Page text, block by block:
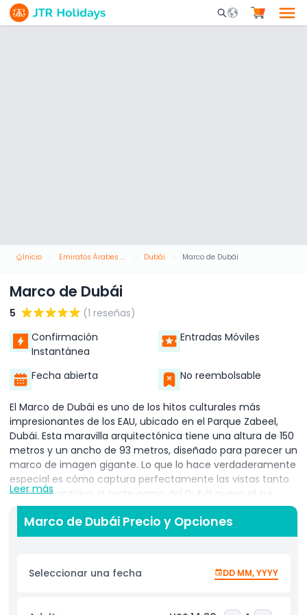
Mobile Search
Inicio Emiratos Árabes Unidos Dubái Marco de Dubái
Marco de Dubái
5
(1 reseñas)
Confirmación
Instantánea
Entradas Móviles
Fecha abierta No reembolsable
El Marco de Dubái es uno de los hitos culturales más
impresionantes de los EAU, ubicado en el Parque Zabeel,
Dubái. Esta maravilla arquitectónica tiene una altura de 150
metros y un ancho de 93 metros, diseñado para parecer un
marco de imagen gigante. Lo que lo hace verdaderamente
especial es cómo captura perfectamente las vistas tanto
del Dubái antiguo al norte como del Dubái nuevo al sur,
simbolizando el viaje de la ciudad desde sus humildes
comienzos hasta su grandeza moderna. Los visitantes del
Marco de Dubái disfrutan de impresionantes vistas
icónicos como el Burj Khalifa y los barrios históricos de Deira
y Karama. La experiencia es más que visual: es un paseo a
la transformación de Dubái de un pequeño pueblo
Leer más
Marco de Dubái Precio y Opciones
Seleccionar una fecha DD MM, YYYY